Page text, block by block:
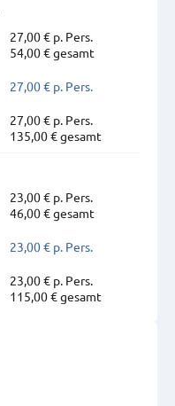
27,00 € p. Pers.
54,00 € gesamt
27,00 € p. Pers.
27,00 € p. Pers.
135,00 € gesamt
23,00 € p. Pers.
46,00 € gesamt
23,00 € p. Pers.
23,00 € p. Pers.
115,00 € gesamt